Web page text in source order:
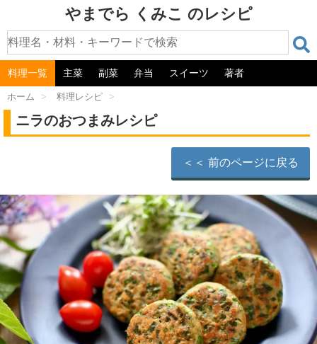
やまでら くみこ のレシピ
料理一覧 主菜 副菜 弁当 スイーツ 著者
ホーム > 料理レシピ >
ニラのおつまみレシピ
＜＜ 前のページに戻る